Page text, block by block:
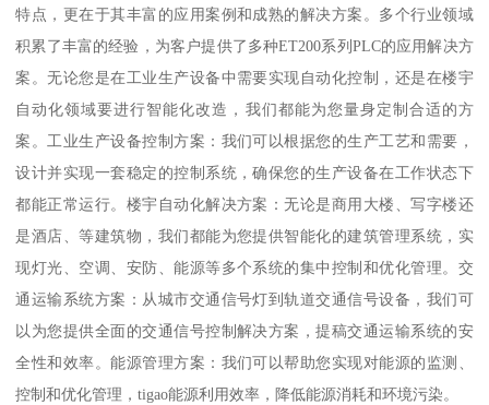
特点，更在于其丰富的应用案例和成熟的解决方案。多个行业领域
积累了丰富的经验，为客户提供了多种ET200系列PLC的应用解决方
案。无论您是在工业生产设备中需要实现自动化控制，还是在楼宇
自动化领域要进行智能化改造，我们都能为您量身定制合适的方
案。工业生产设备控制方案：我们可以根据您的生产工艺和需要，
设计并实现一套稳定的控制系统，确保您的生产设备在工作状态下
都能正常运行。楼宇自动化解决方案：无论是商用大楼、写字楼还
是酒店、等建筑物，我们都能为您提供智能化的建筑管理系统，实
现灯光、空调、安防、能源等多个系统的集中控制和优化管理。交
通运输系统方案：从城市交通信号灯到轨道交通信号设备，我们可
以为您提供全面的交通信号控制解决方案，提稿交通运输系统的安
全性和效率。能源管理方案：我们可以帮助您实现对能源的监测、
控制和优化管理，tigao能源利用效率，降低能源消耗和环境污染。